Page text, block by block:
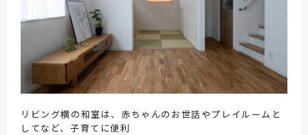
リビング横の和室は、赤ちゃんのお世話やプレイルームと
してなど、子育てに便利